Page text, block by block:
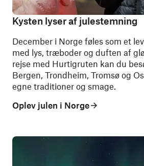
Kysten lyser af julestemning
December i Norge føles som et
med lys, træboder og duften af
rejse med Hurtigruten kan du
Bergen, Trondheim, Tromsø og
egne traditioner og smage.
Oplev julen i Norge